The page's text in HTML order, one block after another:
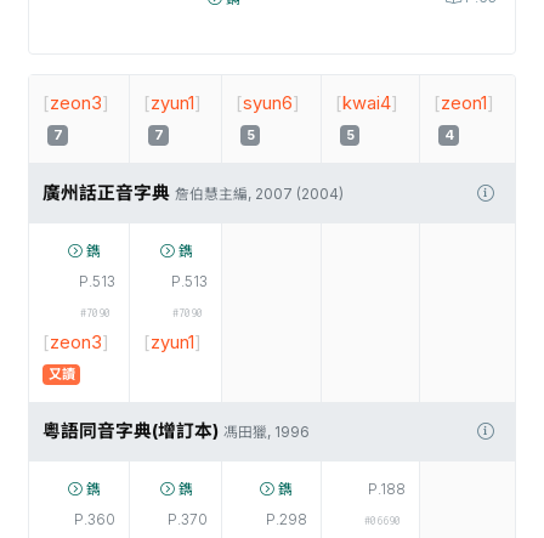
[zeon3]
7
[zyun1]
7
[syun6]
5
[kwai4]
5
[zeon1]
4
廣州話正音字典 詹伯慧主編, 2007 (2004)
鐫
P.513
#7090
[zeon3]
又讀
鐫
P.513
#7090
[zyun1]
粵語同音字典(增訂本) 馮田獵, 1996
鐫
P.360
鐫
P.370
鐫
P.298
P.188
#06690